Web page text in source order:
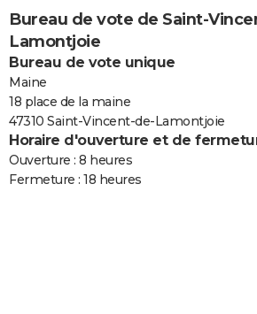
FORUM
Bricolage
Lifestyle
Culture
Sport
Auto
Television
Voyage
Cinema
Bureau de vote de Saint-
Lamontjoie
Bureau de vote unique
Maine
18 place de la maine
47310 Saint-Vincent-de-Lamontjoie
Horaire d'ouverture et de
Ouverture : 8 heures
Fermeture : 18 heures